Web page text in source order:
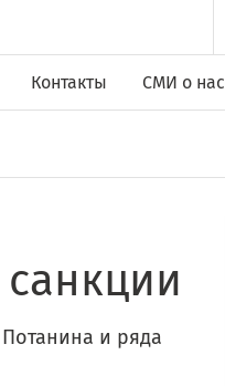
Контакты СМИ о нас
и ряда